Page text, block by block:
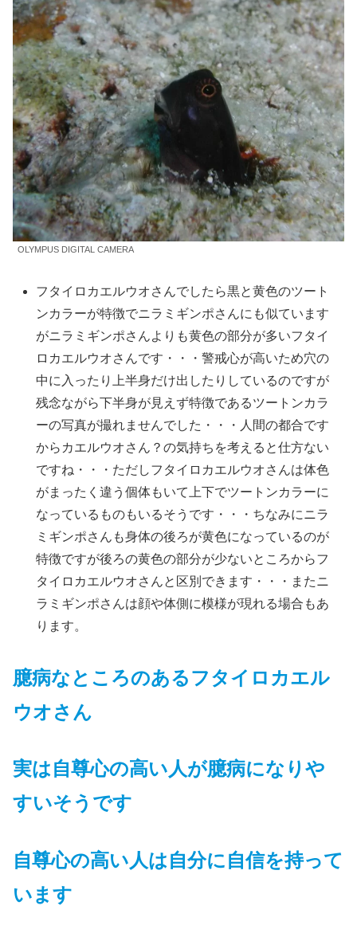
OLYMPUS DIGITAL CAMERA
フタイロカエルウオさんでしたら黒と黄色のツート
ンカラーが特徴でニラミギンポさんにも似ています
がニラミギンポさんよりも黄色の部分が多いフタイ
ロカエルウオさんです・・・警戒心が高いため穴の
中に入ったり上半身だけ出したりしているのですが
残念ながら下半身が見えず特徴であるツートンカラ
ーの写真が撮れませんでした・・・人間の都合です
からカエルウオさん？の気持ちを考えると仕方ない
ですね・・・ただしフタイロカエルウオさんは体色
がまったく違う個体もいて上下でツートンカラーに
なっているものもいるそうです・・・ちなみにニラ
ミギンポさんも身体の後ろが黄色になっているのが
特徴ですが後ろの黄色の部分が少ないところからフ
タイロカエルウオさんと区別できます・・・またニ
ラミギンポさんは顔や体側に模様が現れる場合もあ
ります。
臆病なところのあるフタイロカエル
ウオさん
実は自尊心の高い人が臆病になりや
すいそうです
自尊心の高い人は自分に自信を持って
います